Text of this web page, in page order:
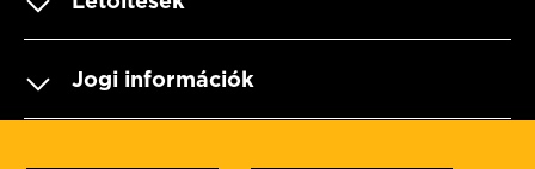
Jogi információk